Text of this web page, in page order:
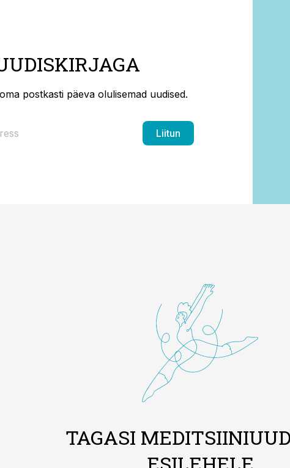
postkasti päeva olulisemad uudised.
Liitun
TAGASI